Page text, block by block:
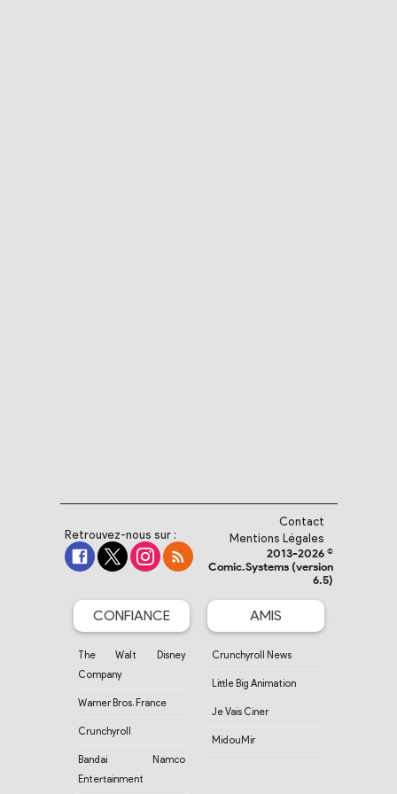
Retrouvez-nous sur :
Contact
Mentions Légales
2013-2026 ©
Comic.Systems (version
6.5)
CONFIANCE
The Walt Disney
Company
Warner Bros. France
Crunchyroll
Bandai Namco
Entertainment
AMIS
Crunchyroll News
Little Big Animation
Je Vais Ciner
MidouMir